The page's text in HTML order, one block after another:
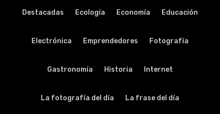
Destacadas Ecología Economía Educación
Electrónica Emprendedores Fotografía
Gastronomía Historia Internet
La fotografía del día La frase del día